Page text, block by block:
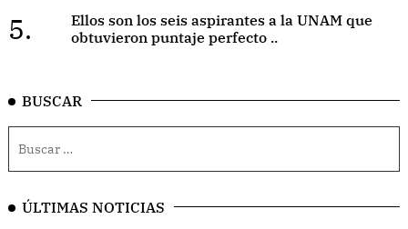
5.
Ellos son los seis aspirantes a la UNAM que
obtuvieron puntaje perfecto ..
BUSCAR
ÚLTIMAS NOTICIAS